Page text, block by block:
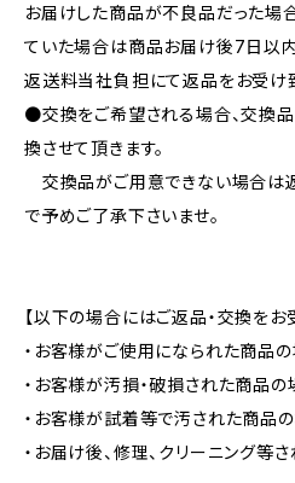
お届けした商品が不良品だった場
ていた場合は商品お届け後7日以内
返送料当社負担にて返品をお受け
●交換をご希望される場合、交換
換させて頂きます。
交換品がご用意できない場合は
で予めご了承下さいませ。
【以下の場合にはご返品・交換をお
・お客様がご使用になられた商品
・お客様が汚損・破損された商品の
・お客様が試着等で汚された商品
・お届け後、修理、クリーニング等